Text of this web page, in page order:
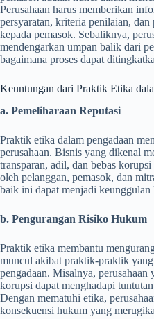
Perusahaan harus memberikan
persyaratan, kriteria penilaian, dan
kepada pemasok. Sebaliknya,
mendengarkan umpan balik dari
bagaimana proses dapat
Keuntungan dari Praktik Etika
a. Pemeliharaan Reputasi
Praktik etika dalam pengadaan
perusahaan. Bisnis yang dikenal
transparan, adil, dan bebas
oleh pelanggan, pemasok, dan
baik ini dapat menjadi
b. Pengurangan Risiko Hukum
Praktik etika membantu
muncul akibat praktik-praktik
pengadaan. Misalnya,
korupsi dapat menghadapi
Dengan mematuhi etika,
konsekuensi hukum yang